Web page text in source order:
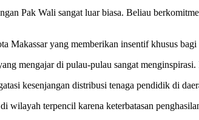
Pak Wali sangat luar biasa. Beliau
Makassar yang memberikan insentif khusus
mengajar di pulau-pulau sangat
kesenjangan distribusi tenaga pendidik di
wilayah terpencil karena keterbatasan